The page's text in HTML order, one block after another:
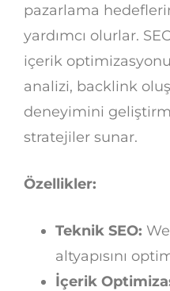
pazarlama
yardımcı olurlar.
içerik
analizi, backlink
deneyimini
stratejiler sunar.
Özellikler:
Teknik SEO:
altyapısını
İçerik